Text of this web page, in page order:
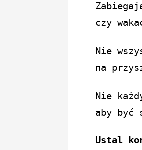
czy
Nie
na
Nie
aby być
Ustal